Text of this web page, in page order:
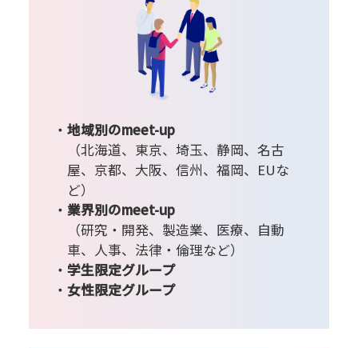
地域別のmeet-up
（北海道、東京、埼玉、静岡、名古
屋、京都、大阪、信州、福岡、EUな
ど）
業界別のmeet-up
（研究・開発、製造業、医療、自動
車、人事、法律・倫理など）
学生限定グループ
女性限定グループ